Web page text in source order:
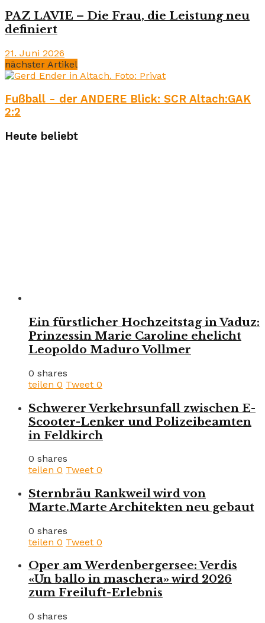
PAZ LAVIE – Die Frau, die Leistung neu
definiert
21. Juni 2026
nächster Artikel
Fußball - der ANDERE Blick: SCR Altach:GAK
2:2
Heute beliebt
Ein fürstlicher Hochzeitstag in Vaduz:
Prinzessin Marie Caroline ehelicht
Leopoldo Maduro Vollmer
0 shares
teilen 0 Tweet 0
Schwerer Verkehrsunfall zwischen E-
Scooter-Lenker und Polizeibeamten
in Feldkirch
0 shares
teilen 0 Tweet 0
Sternbräu Rankweil wird von
Marte.Marte Architekten neu gebaut
0 shares
teilen 0 Tweet 0
Oper am Werdenbergersee: Verdis
«Un ballo in maschera» wird 2026
zum Freiluft-Erlebnis
0 shares